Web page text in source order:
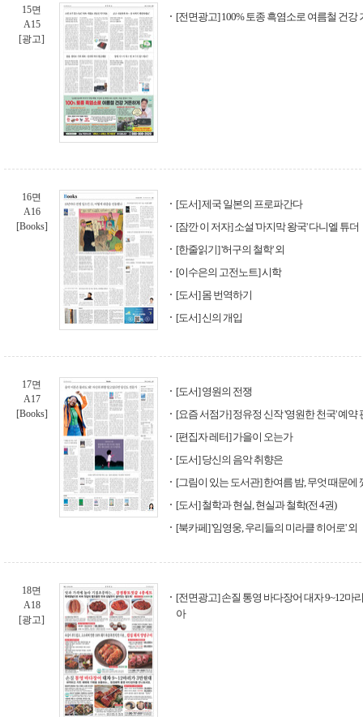
15면
A15
[광고]
[전면광고] 100% 토종 흑염소로 여름철 건강
16면
A16
[Books]
[도서] 제국 일본의 프로파간다
[잠깐 이 저자] 소설 '마지막 왕국' 다니엘 튜더
[한줄읽기] '허구의 철학' 외
[이수은의 고전노트] 시학
[도서] 몸 번역하기
[도서] 신의 개입
17면
A17
[Books]
[도서] 영원의 전쟁
[요즘 서점가] 정유정 신작 '영원한 천국' 예약
[편집자 레터] 가을이 오는가
[도서] 당신의 음악 취향은
[그림이 있는 도서관] 한여름 밤, 무엇 때문에
[도서] 철학과 현실, 현실과 철학(전 4권)
[북카페] '임영웅, 우리들의 미라클 히어로' 외
18면
A18
[광고]
[전면광고] 손질 통영 바다장어 대자 9~12마
아